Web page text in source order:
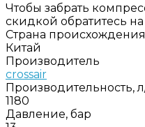
Чтобы забрать
скидкой обратитесь
Страна происхождения
Китай
Производитель
crossair
Производительность,
1180
Давление, бар